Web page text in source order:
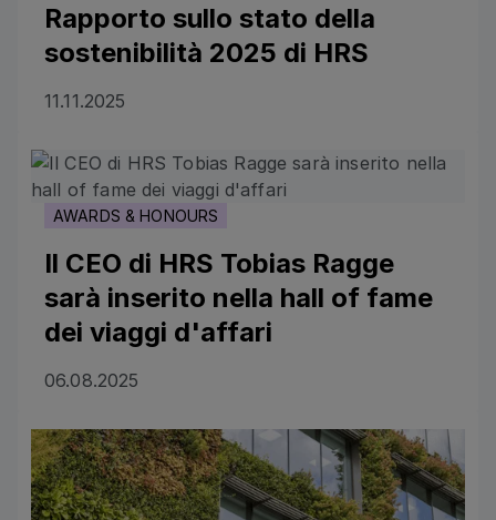
Rapporto sullo stato della
sostenibilità 2025 di HRS
11.11.2025
AWARDS & HONOURS
Il CEO di HRS Tobias Ragge
sarà inserito nella hall of fame
dei viaggi d'affari
06.08.2025
Il CEO di HRS Tobias Ragge sarà inserito nella hall
La nuova piattaforma Green Stay di HRS sfrutta